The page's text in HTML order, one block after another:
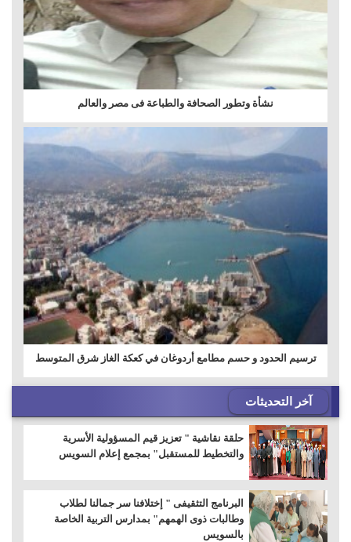
نشأة وتطور الصحافة والطباعة فى مصر والعالم
ترسيم الحدود و حسم مطامع أردوغان في كعكة الغاز شرق المتوسط
آخر التحديثات
حلقة نقاشية " تعزيز قيم المسؤولية الأسرية
والتخطيط للمستقبل" بمجمع إعلام السويس
البرنامج التثقيفى " إختلافنا سر جمالنا لطلاب
وطالبات ذوى الهمهم" بمدارس التربية الخاصة
بالسويس